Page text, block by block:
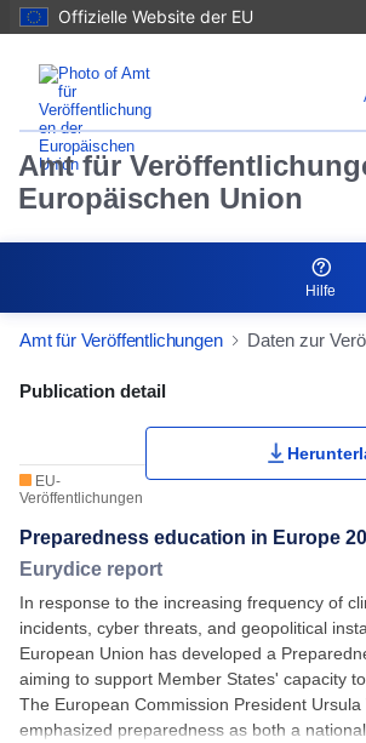
Offizielle Website der EU
Amt für
Europäischen Union
Hilfe
Amt für Veröffentlichungen Daten zur
Publication Detail Actions
Publication detail
EU-
Veröffentlichungen
Preparedness education in Europe
Eurydice report
In response to the increasing frequency of
incidents, cyber threats, and geopolitical
European Union has developed a
aiming to support Member States' capacity
The European Commission President Ursula
emphasized preparedness as both a